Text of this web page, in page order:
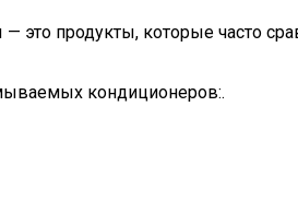
продукты, которые часто
кондиционеров:.